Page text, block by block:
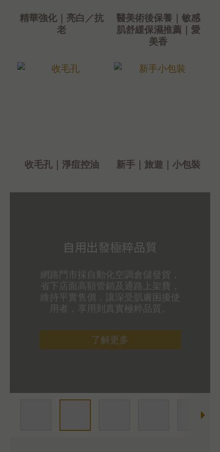
*大量採購，歡迎 LINE: @aimershine 洽詢
精華強化｜亮白／抗
老
醫美術後保養｜敏感
肌舒緩保濕推薦｜愛
美香
收毛孔｜淨痘控油 新手｜旅遊｜小包裝
自用出發極粹品質
網路門市採自動化空調倉儲發貨，
省下店面高額管銷及通路上架費，
維持平實售價，讓深受肌膚困擾使
用者，享用到真實極粹品質。
了解更多